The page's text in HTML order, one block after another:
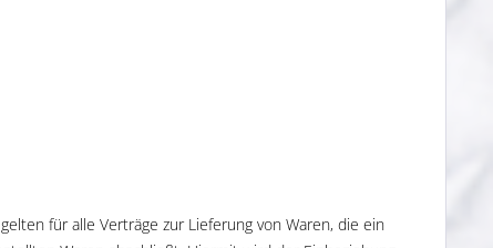
für alle Verträge zur Lieferung von Waren, die ein